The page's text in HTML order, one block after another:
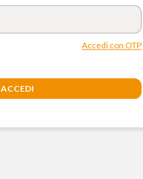
Accedi con OTP